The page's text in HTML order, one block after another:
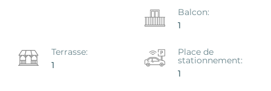
Balcon:
1
Terrasse:
1
Place de
stationnement:
1